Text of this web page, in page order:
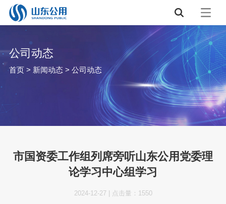
公司动态
首页> 新闻动态> 公司动态
市国资委工作组列席旁听山东公用党委理
论学习中心组学习
2024-12-27 点击量： 1550